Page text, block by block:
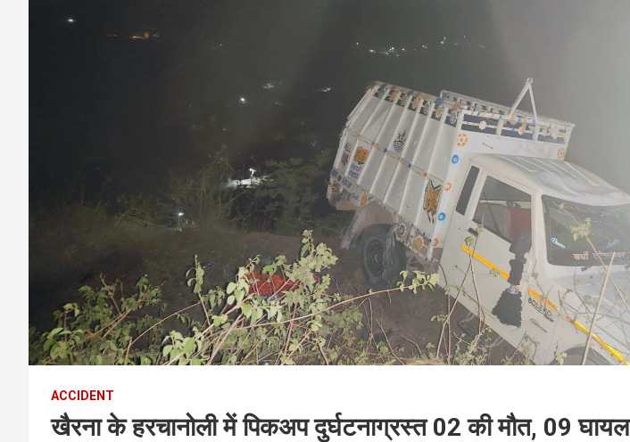
ACCIDENT
खैरना के हरचानोली में पिकअप दुर्घटनाग्रस्त 02 की मौत, 09 घायल